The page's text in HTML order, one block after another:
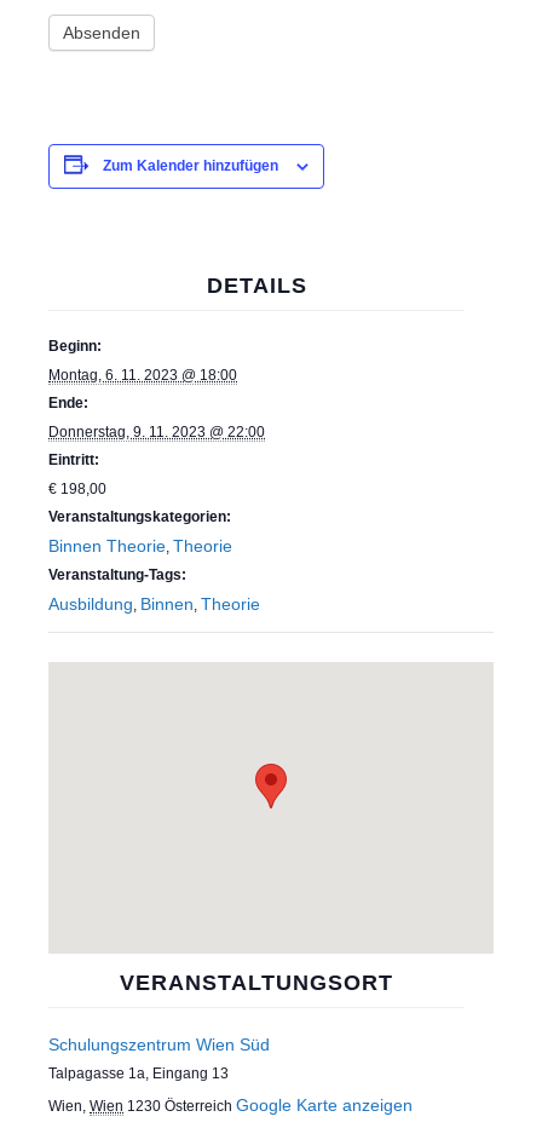
Zum Kalender hinzufügen
DETAILS
Beginn:
Montag, 6. 11. 2023 @ 18:00
Ende:
Donnerstag, 9. 11. 2023 @ 22:00
Eintritt:
€ 198,00
Veranstaltungskategorien:
Binnen Theorie, Theorie
Veranstaltung-Tags:
Ausbildung, Binnen, Theorie
VERANSTALTUNGSORT
Schulungszentrum Wien Süd
Talpagasse 1a, Eingang 13
Wien, Wien 1230 Österreich Google Karte anzeigen